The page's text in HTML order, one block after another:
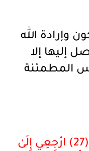
وإرادة الله
إليها إلا
المطمئنة
يَا أَيَّتُهَا النَّفْسُ الْمُطْمَئِنَّةُ (27) ارْجِعِي إِلَىٰ